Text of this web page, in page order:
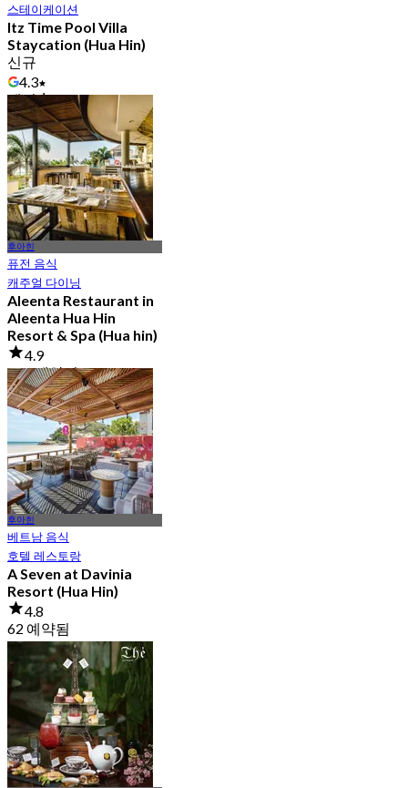
스테이케이션
Itz Time Pool Villa
Staycation (Hua Hin)
신규
4.3
에서฿ 1,666.5
후아힌
퓨전 음식
캐주얼 다이닝
Aleenta Restaurant in
Aleenta Hua Hin
Resort & Spa (Hua hin)
4.9
148 예약됨
에서฿ 799
후아힌
베트남 음식
호텔 레스토랑
A Seven at Davinia
Resort (Hua Hin)
4.8
62 예약됨
에서
฿ 150